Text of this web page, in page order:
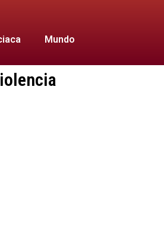
Mundo